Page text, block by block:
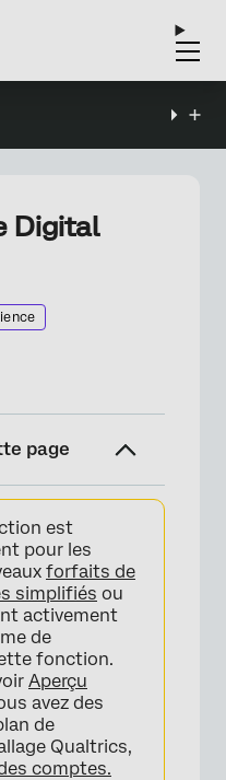
Digital
page
est
pour les
forfaits de
simplifiés ou
activement
de
fonction.
Aperçu
avez des
de
Qualtrics,
comptes.